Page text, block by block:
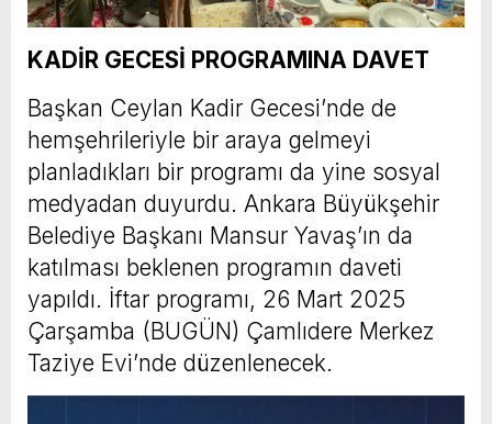
KADİR GECESİ PROGRAMINA DAVET
Başkan Ceylan Kadir Gecesi’nde de
hemşehrileriyle bir araya gelmeyi
planladıkları bir programı da yine sosyal
medyadan duyurdu. Ankara Büyükşehir
Belediye Başkanı Mansur Yavaş’ın da
katılması beklenen programın daveti
yapıldı. İftar programı, 26 Mart 2025
Çarşamba (BUGÜN) Çamlıdere Merkez
Taziye Evi’nde düzenlenecek.